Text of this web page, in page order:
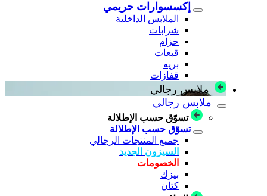
إكسسوارات حريمي
الملابس الداخلية
شرابات
حزام
قبعات
بريه
قفازات
ملابس رجالي
ملابس رجالي
تسوّق حسب الإطلالة
تسوّق حسب الإطلالة
جميع المنتجات الرجالي
السيزون الجديد
الخصومات
بيزك
كتان